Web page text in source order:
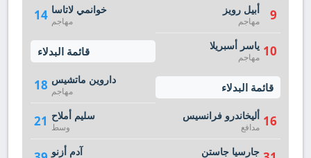
14 خوانمي لاتاسا
مهاجم
قائمة البدلاء
18 داروين ماتشيس
مهاجم
21 سليم أملاح
وسط
آدم أزنو
9 أبيل رويز
مهاجم
10 ياسر أسبريلا
مهاجم
قائمة البدلاء
16 أليخاندرو فرانسيس
مدافع
جارسيا جاستن